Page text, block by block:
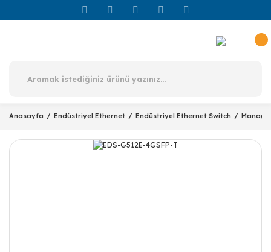
Anasayfa Endüstriyel Ethernet Endüstriyel Ethernet Switch